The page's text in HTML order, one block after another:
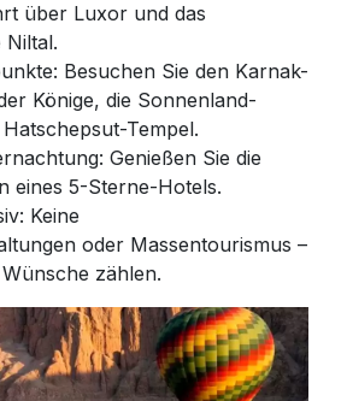
über Luxor und das
Niltal.
Besuchen Sie den Karnak-
Könige, die Sonnenland-
Tempel.
Genießen Sie die
eines 5-Sterne-Hotels.
Keine
oder Massentourismus –
zählen.